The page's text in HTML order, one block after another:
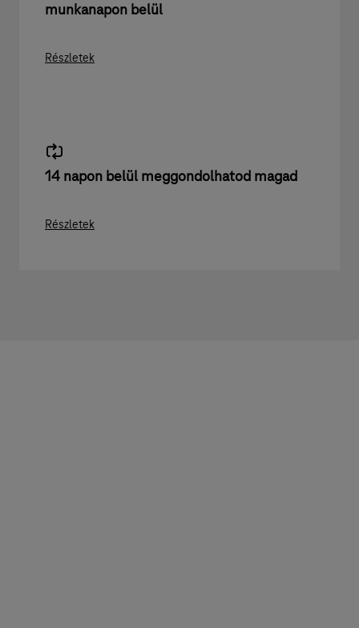
munkanapon belül
Részletek
14 napon belül meggondolhatod magad
Részletek